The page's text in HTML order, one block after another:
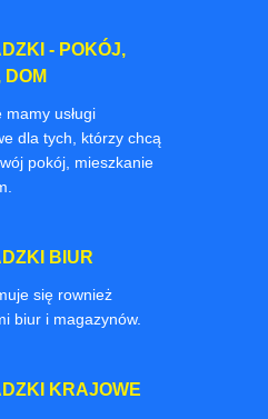
- POKÓJ,
DOM
usługi
dla tych, którzy chcą
pokój, mieszkanie
BIUR
się rownież
biur i magazynów.
KRAJOWE